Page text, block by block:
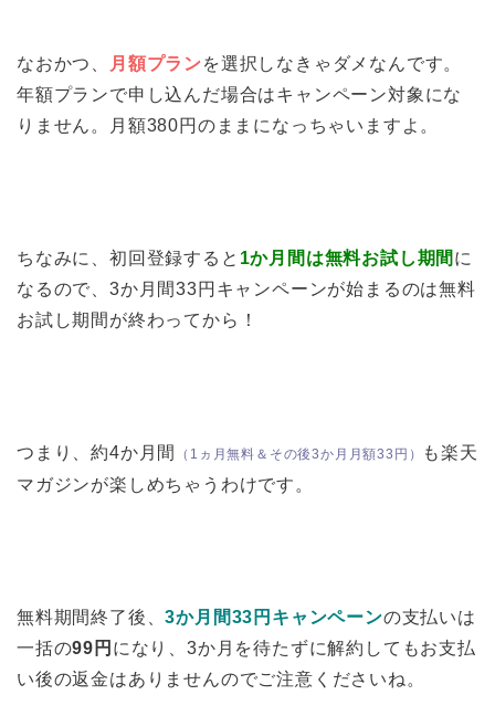
なおかつ、 月額プランを選択しなきゃダメなんです。
年額プランで申し込んだ場合はキャンペーン対象にな
りません。月額380円のままになっちゃいますよ。
ちなみに、初回登録すると 1か月間は無料お試し期間 に
なるので、3か月間33円キャンペーンが始まるのは無料
お試し期間が終わってから！
つまり、約4か月間 （1ヵ月無料＆その後3か月月額33円）
も楽天
マガジンが楽しめちゃうわけです。
無料期間終了後、3か月間33円キャンペーンの支払いは
一括の99円 になり、3か月を待たずに解約してもお支払
い後の返金はありませんのでご注意くださいね。